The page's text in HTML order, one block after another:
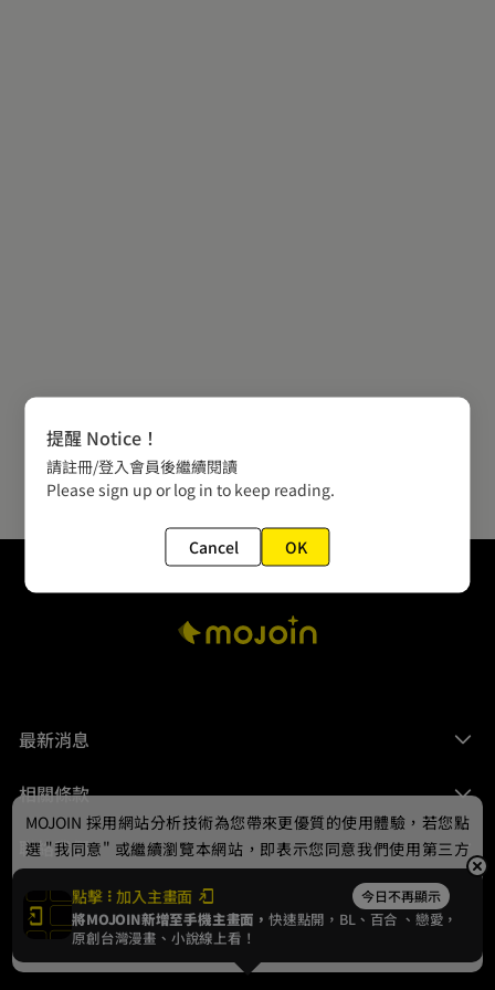
最新消息
相關條款
聯絡我們
© 2024 gamania Digital Entertainment Co., Ltd.
點擊 加入主畫面 今日不再顯示
將MOJOIN新增至手機主畫面，快速點開，BL、 百合 、戀愛，
原創台灣漫畫、小說線上看！
MOJOIN 採用網站分析技術為您帶來更優質的使用體驗，若您點
選 "我同意" 或繼續瀏覽本網站，即表示您同意我們使用第三方
Cookie，欲瞭解更多資訊請見隱私權政策。
我同意
提醒 Notice！
請註冊/登入會員後繼續閱讀
Please sign up or log in to keep reading.
Cancel OK